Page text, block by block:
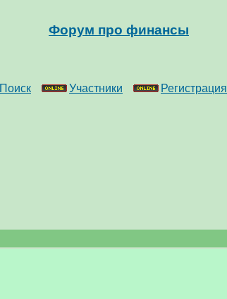
Форум про финансы
Поиск Участники Регистрация